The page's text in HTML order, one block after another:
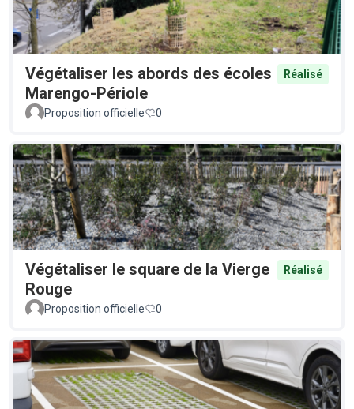
Végétaliser les abords des écoles
Marengo-Périole
Réalisé
Proposition officielle 0
Végétaliser le square de la Vierge
Rouge
Réalisé
Proposition officielle 0